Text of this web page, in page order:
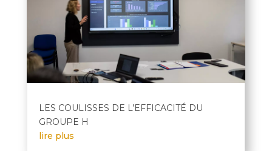
LES COULISSES DE L’EFFICACITÉ DU
GROUPE H
lire plus